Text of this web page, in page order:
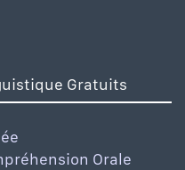
Gratuits
Orale